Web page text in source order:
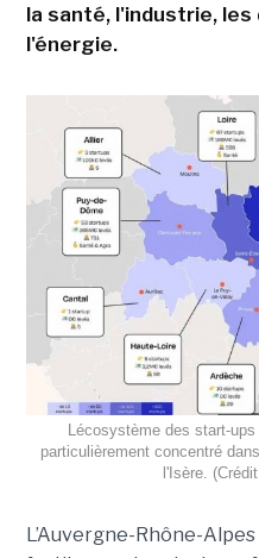
la santé, l'industrie, les
l'énergie.
Lécosystème des start-
particulièrement concentré
l'Isère.
L’Auvergne-Rhône-